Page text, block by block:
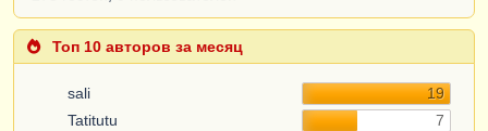
Топ 10 авторов за месяц
sali
19
Tatitutu
7